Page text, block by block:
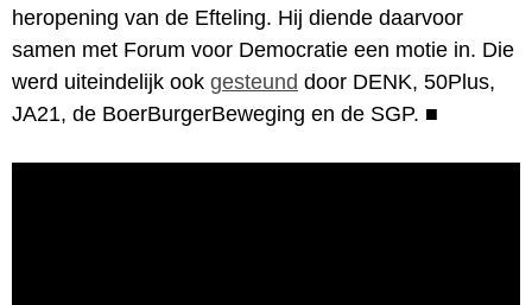
heropening van de Efteling. Hij diende daarvoor
samen met Forum voor Democratie een motie in. Die
werd uiteindelijk ook gesteund door DENK, 50Plus,
JA21, de BoerBurgerBeweging en de SGP. ■